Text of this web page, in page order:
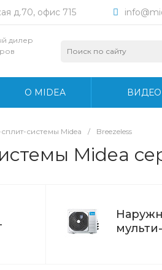
д.70, офис 715
дилер
О MIDEA
системы Midea / Breezeless
Midea